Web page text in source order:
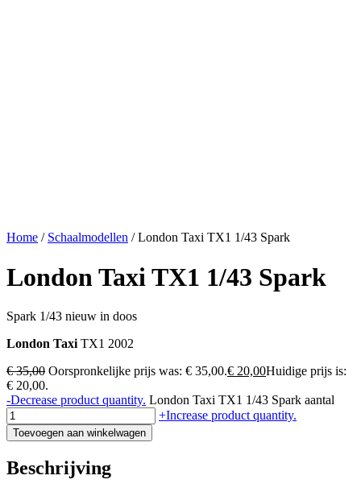
Home / Schaalmodellen / London Taxi TX1 1/43 Spark
London Taxi TX1 1/43 Spark
Spark 1/43 nieuw in doos
London Taxi TX1 2002
€35,00 Oorspronkelijke prijs was: € 35,00.€ 20,00Huidige prijs is:
€ 20,00.
-Decrease product quantity. London Taxi TX1 1/43 Spark aantal
+Increase product quantity.
Toevoegen aan winkelwagen
Beschrijving